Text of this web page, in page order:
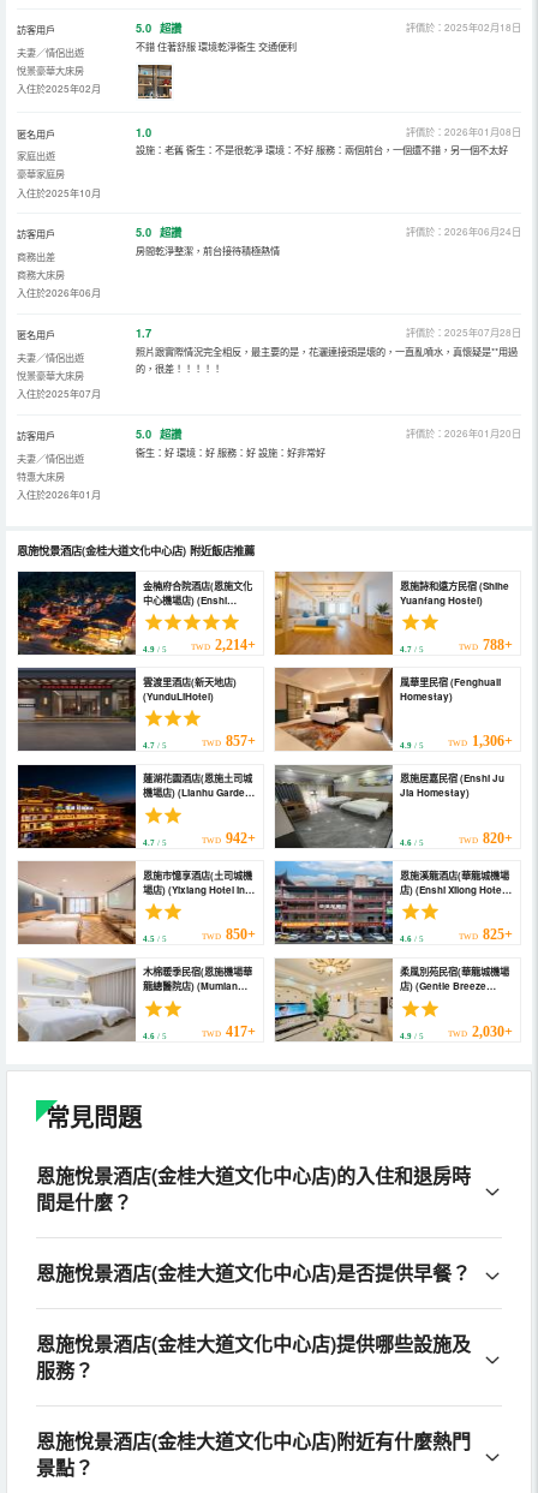
訪客用戶
夫妻／情侶出遊
悅景豪華大床房
入住於2025年02月
5.0 超讚
評價於：2025年02月18日
不錯 住著舒服 環境乾淨衞生 交通便利
匿名用戶
家庭出遊
豪華家庭房
入住於2025年10月
1.0
評價於：2026年01月08日
設施：老舊 衞生：不是很乾凈 環境：不好 服務：兩個前台，一個還不錯，另一個不太好
訪客用戶
商務出差
商務大床房
入住於2026年06月
5.0 超讚
評價於：2026年06月24日
房間乾淨整潔，前台接待積極熱情
匿名用戶
夫妻／情侶出遊
悅景豪華大床房
入住於2025年07月
1.7
評價於：2025年07月28日
照片跟實際情況完全相反，最主要的是，花灑連接頭是壞的，一直亂噴水，真懷疑是**用過
的，很差！！！！！
訪客用戶
夫妻／情侶出遊
特惠大床房
入住於2026年01月
5.0 超讚
評價於：2026年01月20日
衞生：好 環境：好 服務：好 設施：好非常好
恩施悅景酒店(金桂大道文化中心店) 附近飯店推薦
金楠府合院酒店(恩施文化
中心機場店) (Enshi
Jinnanfu Courtyard
Hotel)
4.9 / 5 TWD 2,214+
恩施詩和遠方民宿 (Shihe
Yuanfang Hostel)
4.7/ 5 TWD 788+
雲渡里酒店(新天地店)
(YunduLiHotel)
4.7 / 5 TWD 857+
風華里民宿 (Fenghuali
Homestay)
4.9/ 5 TWD 1,306+
蓮湖花園酒店(恩施土司城
機場店) (Lianhu Garden
Hotel (Enshi Shinan
Ancient City Xujiaping
Airport Store))
4.7 / 5 TWD 942+
恩施居嘉民宿 (Enshi Ju
Jia Homestay)
4.6/ 5 TWD 820+
恩施市憶享酒店(土司城機
場店) (Yixiang Hotel in
Enshi City)
4.5 / 5 TWD 850+
恩施溪龍酒店(華龍城機場
店) (Enshi Xilong Hotel
(Hualongcheng
Airport))
4.6/ 5 TWD 825+
木棉暖季民宿(恩施機場華
龍總醫院店) (Mumian
Nuanji Homestay
(Enshi Airport Hualong
General Hospital))
4.6 / 5 TWD 417+
柔風別苑民宿(華龍城機場
店) (Gentle Breeze
Guesthouse (Hualong
City Branch))
4.9/ 5 TWD 2,030+
常見問題
恩施悅景酒店(金桂大道文化中心店)的入住和退房時
間是什麼？
恩施悅景酒店(金桂大道文化中心店)是否提供早餐？
恩施悅景酒店(金桂大道文化中心店)提供哪些設施及
服務？
恩施悅景酒店(金桂大道文化中心店)附近有什麼熱門
景點？